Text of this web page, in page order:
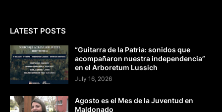
LATEST POSTS
“Guitarra de la Patria: sonidos que
acompañaron nuestra independencia”
en el Arboretum Lussich
July 16, 2026
Agosto es el Mes de la Juventud en
Maldonado